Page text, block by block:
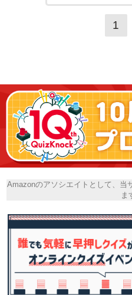
1
Amazonのアソシエイトとして、当
ま